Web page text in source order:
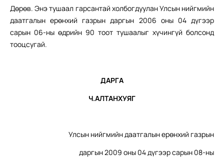
Дөрөв. Энэ тушаал гарсантай холбогдуулан Улсын нийгмийн
даатгалын ерөнхий газрын даргын 2006 оны 04 дүгээр
сарын 06-ны өдрийн 90 тоот тушаалыг хүчингүй болсонд
тооцсугай.
ДАРГА
Ч.АЛТАНХУЯГ
Улсын нийгмийн даатгалын ерөнхий газрын
даргын 2009 оны 04 дүгээр сарын 08-ны